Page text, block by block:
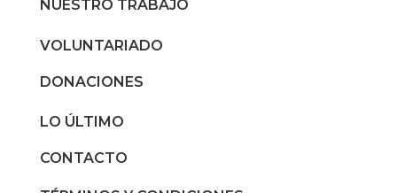
NUESTRO TRABAJO
VOLUNTARIADO
DONACIONES
LO ÚLTIMO
CONTACTO